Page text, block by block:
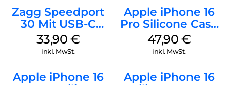
Zagg Speedport
30 Mit USB-C
Kabel Weiß
33,90 €
inkl. MwSt.
Apple iPhone 16
Pro Silicone Case
MagSafe Denim
47,90 €
inkl. MwSt.
Apple iPhone 16
Apple iPhone 16